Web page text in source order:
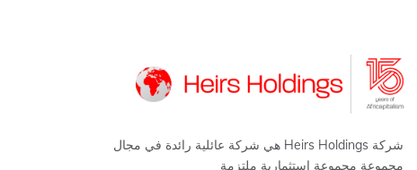
شركة Heirs Holdings هي شركة عائلية رائدة في مجال
مجموعة مجموعة استثمارية ملتزمة